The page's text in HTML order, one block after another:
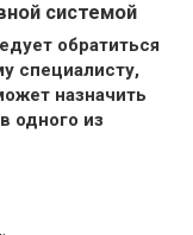
системой
обратиться
специалисту,
назначить
одного из